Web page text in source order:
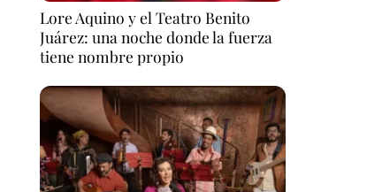
Lore Aquino y el Teatro Benito
Juárez: una noche donde la fuerza
tiene nombre propio